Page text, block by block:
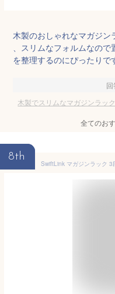
木製のおしゃれなマガジン
、スリムなフォルムなの
を整理するのにぴったりで
木製でスリムなマガジンラッ
全てのお
8th